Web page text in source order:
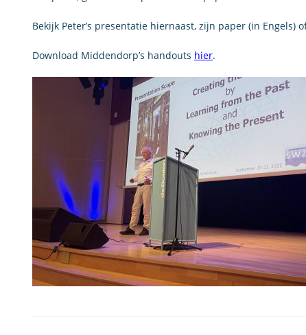
Bekijk Peter’s presentatie hiernaast, zijn paper (in Engels)
Download Middendorp’s handouts hier.